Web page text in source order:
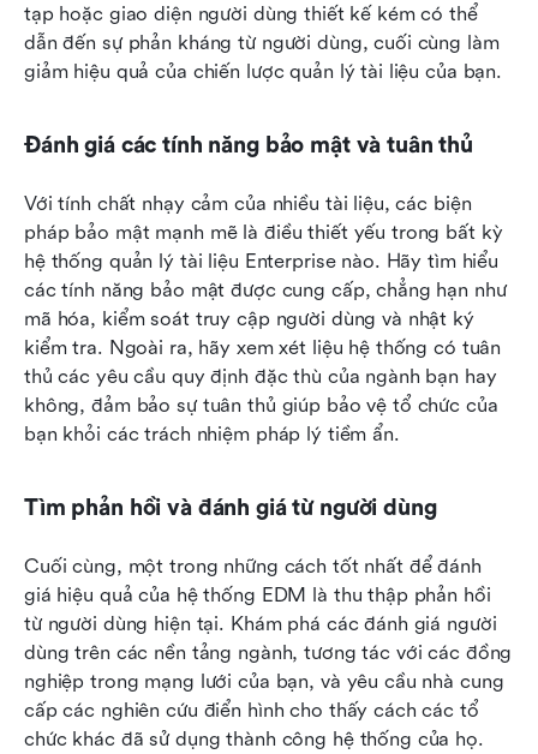
tạp hoặc giao diện người dùng thiết kế kém có thể
dẫn đến sự phản kháng từ người dùng, cuối cùng làm
giảm hiệu quả của chiến lược quản lý tài liệu của bạn.
Đánh giá các tính năng bảo mật và tuân thủ
Với tính chất nhạy cảm của nhiều tài liệu, các biện
pháp bảo mật mạnh mẽ là điều thiết yếu trong bất kỳ
hệ thống quản lý tài liệu Enterprise nào. Hãy tìm hiểu
các tính năng bảo mật được cung cấp, chẳng hạn như
mã hóa, kiểm soát truy cập người dùng và nhật ký
kiểm tra. Ngoài ra, hãy xem xét liệu hệ thống có tuân
thủ các yêu cầu quy định đặc thù của ngành bạn hay
không, đảm bảo sự tuân thủ giúp bảo vệ tổ chức của
bạn khỏi các trách nhiệm pháp lý tiềm ẩn.
Tìm phản hồi và đánh giá từ người dùng
Cuối cùng, một trong những cách tốt nhất để đánh
giá hiệu quả của hệ thống EDM là thu thập phản hồi
từ người dùng hiện tại. Khám phá các đánh giá người
dùng trên các nền tảng ngành, tương tác với các đồng
nghiệp trong mạng lưới của bạn, và yêu cầu nhà cung
cấp các nghiên cứu điển hình cho thấy cách các tổ
chức khác đã sử dụng thành công hệ thống của họ.